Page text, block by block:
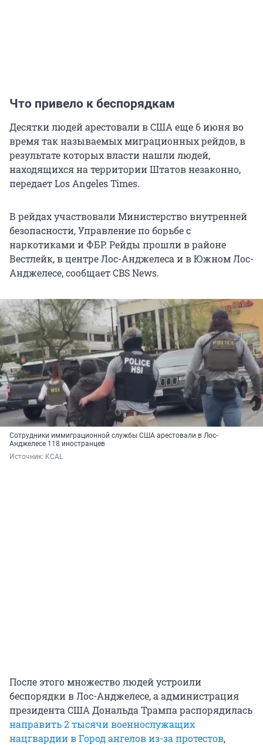
Что привело к беспорядкам
Десятки людей арестовали в США еще 6 июня во
время так называемых миграционных рейдов, в
результате которых власти нашли людей,
находящихся на территории Штатов незаконно,
передает Los Angeles Times.
В рейдах участвовали Министерство внутренней
безопасности, Управление по борьбе с
наркотиками и ФБР. Рейды прошли в районе
Вестлейк, в центре Лос-Анджелеса и в Южном Лос-
Анджелесе, сообщает CBS News.
Сотрудники иммиграционной службы США арестовали в Лос-
Анджелесе 118 иностранцев
Источник: KCAL
После этого множество людей устроили
беспорядки в Лос-Анджелесе, а администрация
президента США Дональда Трампа распорядилась
направить 2 тысячи военнослужащих
нацгвардии в Город ангелов из-за протестов,